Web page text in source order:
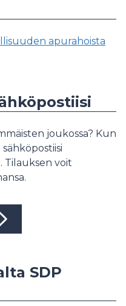
apurahoista
joukossa? Kun
Tilauksen voit
SDP